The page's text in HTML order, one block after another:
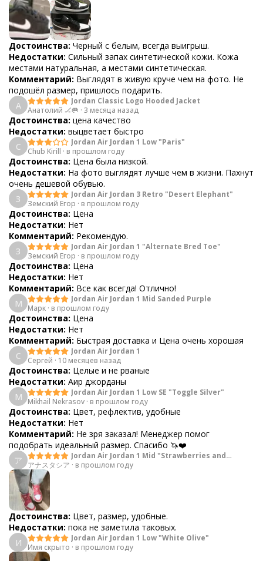
Достоинства: Черный с белым, всегда выигрыш.
Недостатки: Сильный запах синтетической кожи. Кожа
местами натуральная, а местами синтетическая.
Комментарий: Выглядят в живую круче чем на фото. Не
подошёл размер, пришлось подарить.
А
Jordan Classic Logo Hooded Jacket
Анатолий 🏒🥅 · 3 месяца назад
Достоинства: цена качество
Недостатки: выцветает быстро
C
Jordan Air Jordan 1 Low "Paris"
Chub Kirill · в прошлом году
Достоинства: Цена была низкой.
Недостатки: На фото выглядят лучше чем в жизни. Пахнут
очень дешевой обувью.
З
Jordan Air Jordan 3 Retro "Desert Elephant"
Земский Егор · в прошлом году
Достоинства: Цена
Недостатки: Нет
Комментарий: Рекомендую.
З
Jordan Air Jordan 1 "Alternate Bred Toe"
Земский Егор · в прошлом году
Достоинства: Цена
Недостатки: Нет
Комментарий: Все как всегда! Отлично!
М
Jordan Air Jordan 1 Mid Sanded Purple
Марк · в прошлом году
Достоинства: Цена
Недостатки: Нет
Комментарий: Быстрая доставка и Цена очень хорошая
С
Jordan Air Jordan 1
Сергей · 10 месяцев назад
Достоинства: Целые и не рваные
Недостатки: Аир джорданы
M
Jordan Air Jordan 1 Low SE "Toggle Silver"
Mikhail Nekrasov · в прошлом году
Достоинства: Цвет, рефлектив, удобные
Недостатки: Нет
Комментарий: Не зря заказал! Менеджер помог
подобрать идеальный размер. Спасибо 🦄❤️
ア
Jordan Air Jordan 1 Mid "Strawberries and
Cream"
アナスタシア · в прошлом году
Достоинства: Цвет, размер, удобные.
Недостатки: пока не заметила таковых.
И
Jordan Air Jordan 1 Low "White Olive"
Имя скрыто · в прошлом году